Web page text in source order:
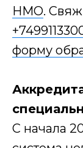
НМО.
форму
С начала
Получи
Дайте ответ
вопросов и
стоимости